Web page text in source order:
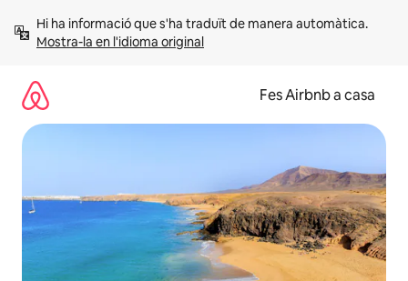
Mostra-la en l'idioma original
Fes Airbnb a casa